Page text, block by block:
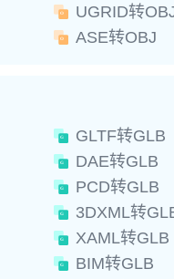
UGRID转
ASE转OBJ
GLTF转GLB
DAE转GLB
PCD转GLB
3DXML转
XAML转GLB
BIM转GLB